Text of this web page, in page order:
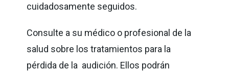
cuidadosamente seguidos.
Consulte a su médico o profesional de la
salud sobre los tratamientos para la
pérdida de la audición. Ellos podrán